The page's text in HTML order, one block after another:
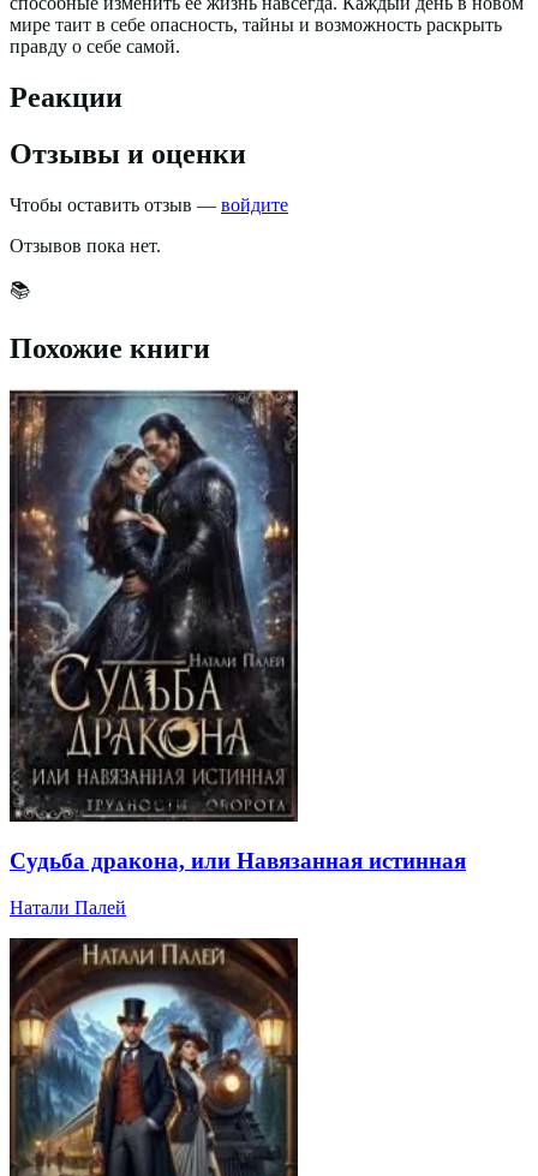
мире таит в себе опасность, тайны и возможность раскрыть
правду о себе самой.
Реакции
Отзывы и оценки
Чтобы оставить отзыв — войдите
Отзывов пока нет.
📚
Похожие книги
Судьба дракона, или Навязанная истинная
Натали Палей